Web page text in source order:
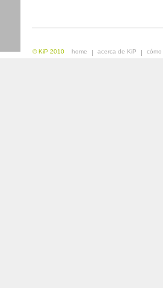
© KiP 2010 home acerca de KiP cómo